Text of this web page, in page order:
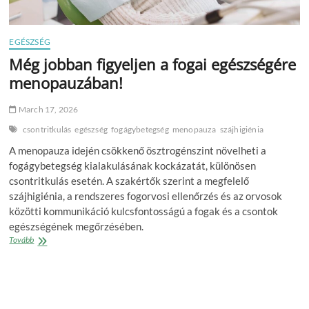
EGÉSZSÉG
Még jobban figyeljen a fogai egészségére
menopauzában!
March 17, 2026
csontritkulás egészség fogágybetegség menopauza szájhigiénia
A menopauza idején csökkenő ösztrogénszint növelheti a
fogágybetegség kialakulásának kockázatát, különösen
csontritkulás esetén. A szakértők szerint a megfelelő
szájhigiénia, a rendszeres fogorvosi ellenőrzés és az orvosok
közötti kommunikáció kulcsfontosságú a fogak és a csontok
egészségének megőrzésében.
TovábbMég